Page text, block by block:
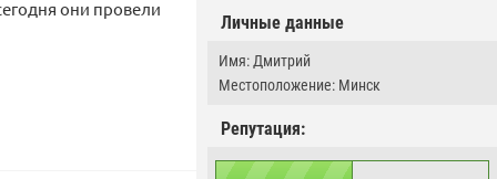
Личные данные
Имя: Дмитрий
Местоположение: Минск
Репутация:
они провели